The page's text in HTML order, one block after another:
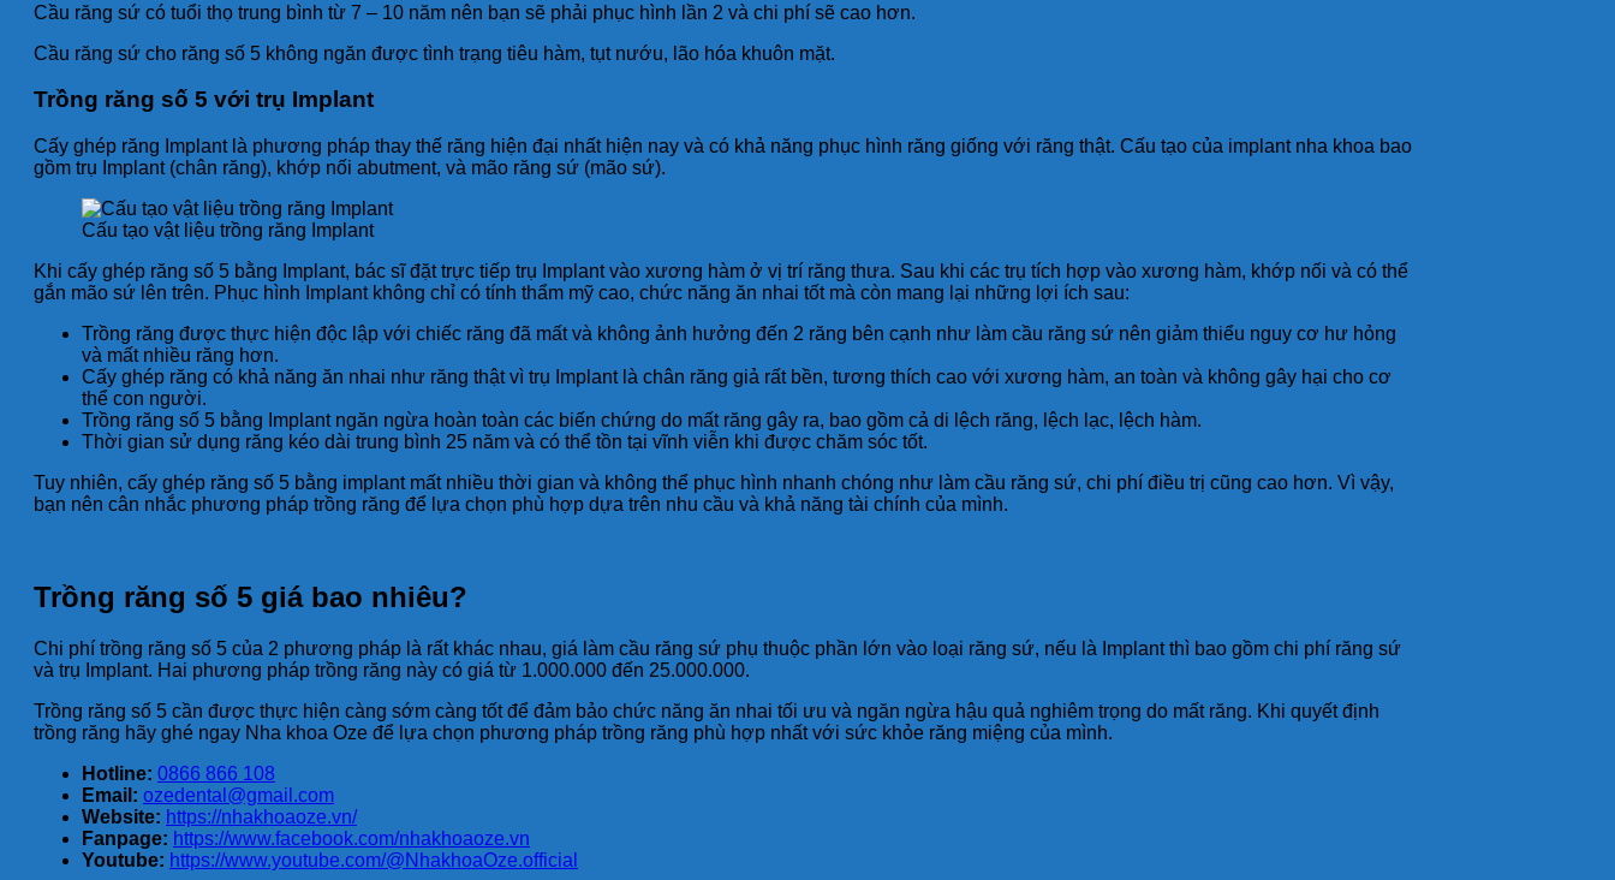
Cầu răng sứ có tuổi thọ trung bình từ 7 – 10 năm nên bạn sẽ phải phục hình lần 2 và chi phí sẽ cao hơn.
Cầu răng sứ cho răng số 5 không ngăn được tình trạng tiêu hàm, tụt nướu, lão hóa khuôn mặt.
Trồng răng số 5 với trụ Implant
Cấy ghép răng Implant là phương pháp thay thế răng hiện đại nhất hiện nay và có khả năng phục hình răng giống với răng thật. Cấu tạo của implant nha khoa bao
gồm trụ Implant (chân răng), khớp nối abutment, và mão răng sứ (mão sứ).
Cấu tạo vật liệu trồng răng Implant
Khi cấy ghép răng số 5 bằng Implant, bác sĩ đặt trực tiếp trụ Implant vào xương hàm ở vị trí răng thưa. Sau khi các trụ tích hợp vào xương hàm, khớp nối và có thể
gắn mão sứ lên trên. Phục hình Implant không chỉ có tính thẩm mỹ cao, chức năng ăn nhai tốt mà còn mang lại những lợi ích sau:
Trồng răng được thực hiện độc lập với chiếc răng đã mất và không ảnh hưởng đến 2 răng bên cạnh như làm cầu răng sứ nên giảm thiểu nguy cơ hư hỏng
và mất nhiều răng hơn.
Cấy ghép răng có khả năng ăn nhai như răng thật vì trụ Implant là chân răng giả rất bền, tương thích cao với xương hàm, an toàn và không gây hại cho cơ
thể con người.
Trồng răng số 5 bằng Implant ngăn ngừa hoàn toàn các biến chứng do mất răng gây ra, bao gồm cả di lệch răng, lệch lạc, lệch hàm.
Thời gian sử dụng răng kéo dài trung bình 25 năm và có thể tồn tại vĩnh viễn khi được chăm sóc tốt.
Tuy nhiên, cấy ghép răng số 5 bằng implant mất nhiều thời gian và không thể phục hình nhanh chóng như làm cầu răng sứ, chi phí điều trị cũng cao hơn. Vì vậy,
bạn nên cân nhắc phương pháp trồng răng để lựa chọn phù hợp dựa trên nhu cầu và khả năng tài chính của mình.
Trồng răng số 5 giá bao nhiêu?
Chi phí trồng răng số 5 của 2 phương pháp là rất khác nhau, giá làm cầu răng sứ phụ thuộc phần lớn vào loại răng sứ, nếu là Implant thì bao gồm chi phí răng sứ
và trụ Implant. Hai phương pháp trồng răng này có giá từ 1.000.000 đến 25.000.000.
Trồng răng số 5 cần được thực hiện càng sớm càng tốt để đảm bảo chức năng ăn nhai tối ưu và ngăn ngừa hậu quả nghiêm trọng do mất răng. Khi quyết định
trồng răng hãy ghé ngay Nha khoa Oze để lựa chọn phương pháp trồng răng phù hợp nhất với sức khỏe răng miệng của mình.
Hotline: 0866 866 108
Email: ozedental@gmail.com
Website: https://nhakhoaoze.vn/
Fanpage: https://www.facebook.com/nhakhoaoze.vn
Youtube: https://www.youtube.com/@NhakhoaOze.official